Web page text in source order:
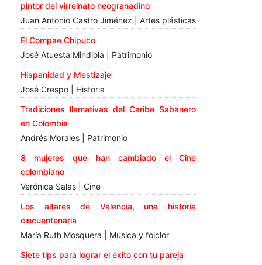
pintor del virreinato neogranadino
Juan Antonio Castro Jiménez | Artes plásticas
El Compae Chipuco
José Atuesta Mindiola | Patrimonio
Hispanidad y Mestizaje
José Crespo | Historia
Tradiciones llamativas del Caribe Sabanero
en Colombia
Andrés Morales | Patrimonio
8 mujeres que han cambiado el Cine
colombiano
Verónica Salas | Cine
Los altares de Valencia, una historia
cincuentenaria
María Ruth Mosquera | Música y folclor
Siete tips para lograr el éxito con tu pareja